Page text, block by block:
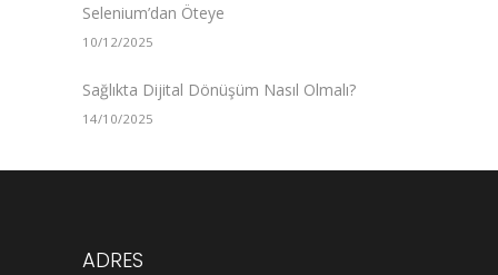
Selenium’dan Öteye
10/12/2025
Sağlıkta Dijital Dönüşüm Nasıl Olmalı?
14/10/2025
ADRES